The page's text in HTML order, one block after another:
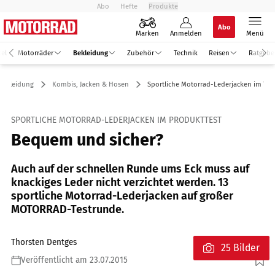
Abo Hefte Produkte
Marken Anmelden
Abo
Menü
Motorräder Bekleidung Zubehör Technik Reisen
Kombis, Jacken & Hosen Sportliche Motorrad-Lederjacken im Test
SPORTLICHE MOTORRAD-LEDERJACKEN IM PRODUKTTEST
Bequem und sicher?
Auch auf der schnellen Runde ums Eck muss auf
knackiges Leder nicht verzichtet werden. 13
sportliche Motorrad-Lederjacken auf großer
MOTORRAD-Testrunde.
Thorsten Dentges
Veröffentlicht am 23.07.2015
Foto: Dentges
25 Bilder